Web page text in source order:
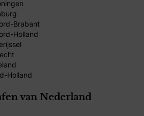
Brabant
Holland
Holland
van Nederland